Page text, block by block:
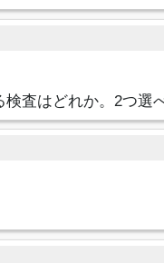
査はどれか。2つ選